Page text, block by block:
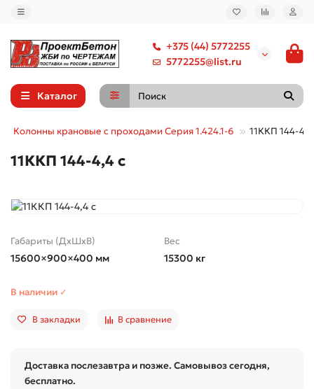
+375 (44) 5772255
5772255@list.ru
Каталог
Колонны крановые с проходами Серия 1.424.1-6 11ККП 144-4,4
11ККП 144-4,4 с
Габариты (ДхШхВ)
15600×900×400 мм
Вес
15300 кг
В наличии ✓
В закладки В сравнение
Доставка послезавтра и позже. Самовывоз сегодня,
бесплатно.